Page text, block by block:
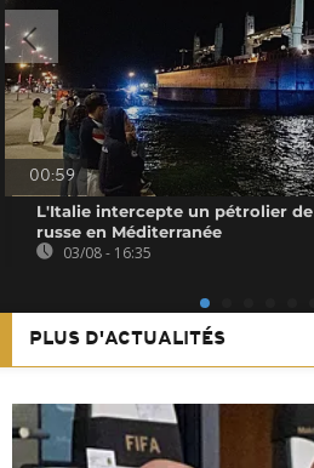
00:59
L'Italie intercepte un pétrolier
russe en Méditerranée
03/08 - 16:35
PLUS D'ACTUALITÉS